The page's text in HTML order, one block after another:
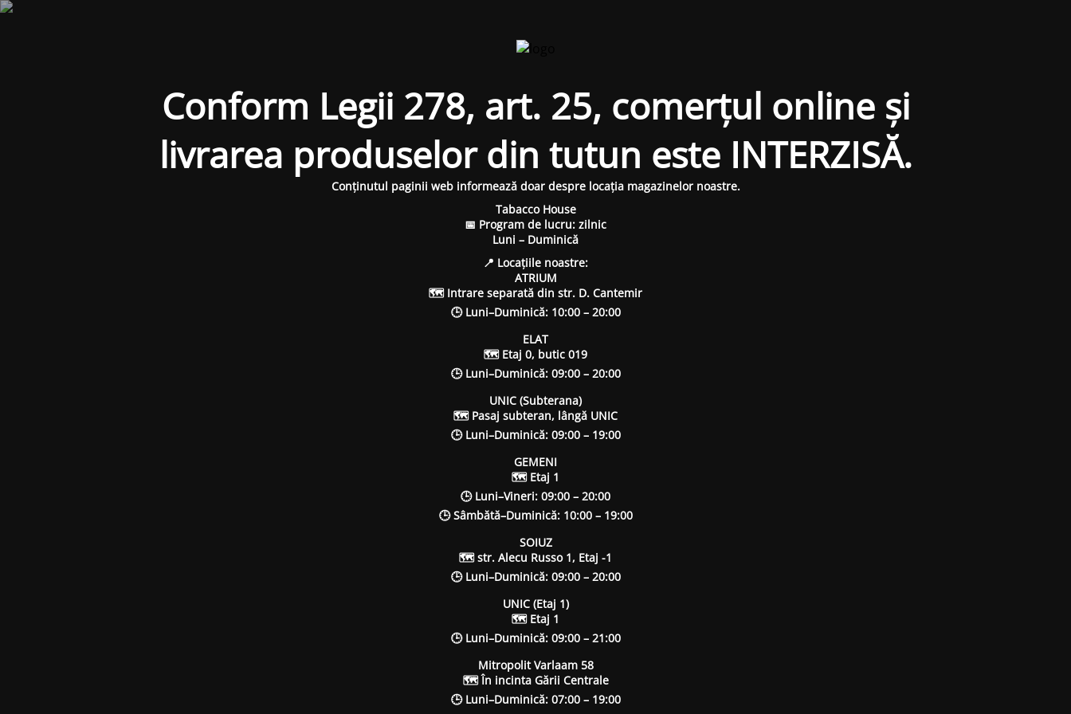
Conform Legii 278, art. 25, comerțul online și
livrarea produselor din tutun este INTERZISĂ.
Conținutul paginii web informează doar despre locația magazinelor noastre.
Tabacco House
📅 Program de lucru: zilnic
Luni – Duminică
📍 Locațiile noastre:
ATRIUM
🗺 Intrare separată din str. D. Cantemir
🕒 Luni–Duminică: 10:00 – 20:00
ELAT
🗺 Etaj 0, butic 019
🕒 Luni–Duminică: 09:00 – 20:00
UNIC (Subterana)
🗺 Pasaj subteran, lângă UNIC
🕒 Luni–Duminică: 09:00 – 19:00
GEMENI
🗺 Etaj 1
🕒 Luni–Vineri: 09:00 – 20:00
🕒 Sâmbătă–Duminică: 10:00 – 19:00
SOIUZ
🗺 str. Alecu Russo 1, Etaj -1
🕒 Luni–Duminică: 09:00 – 20:00
UNIC (Etaj 1)
🗺 Etaj 1
🕒 Luni–Duminică: 09:00 – 21:00
Mitropolit Varlaam 58
🗺 În incinta Gării Centrale
🕒 Luni–Duminică: 07:00 – 19:00